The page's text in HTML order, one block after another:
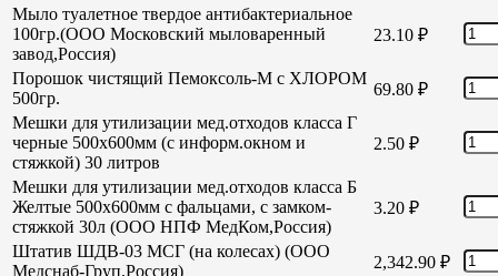
Мыло туалетное твердое антибактериальное
100гр.(ООО Московский мыловаренный
завод,Россия)
23.10 ₽
Порошок чистящий Пемоксоль-М с ХЛОРОМ
500гр.
69.80 ₽
Мешки для утилизации мед.отходов класса Г
черные 500х600мм (с информ.окном и
стяжкой) 30 литров
2.50 ₽
Мешки для утилизации мед.отходов класса Б
Желтые 500х600мм с фальцами, с замком-
стяжкой 30л (ООО НПФ МедКом,Россия)
3.20 ₽
Штатив ШДВ-03 МСГ (на колесах) (ООО
Медснаб-Груп,Россия)
2,342.90 ₽